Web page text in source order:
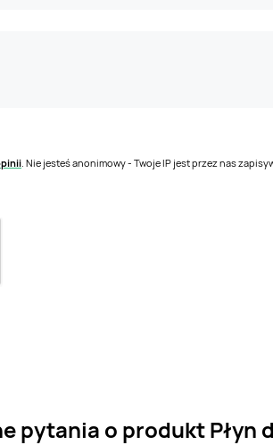
. Nie jesteś anonimowy - Twoje IP jest przez nas
pytania o produkt Płyn